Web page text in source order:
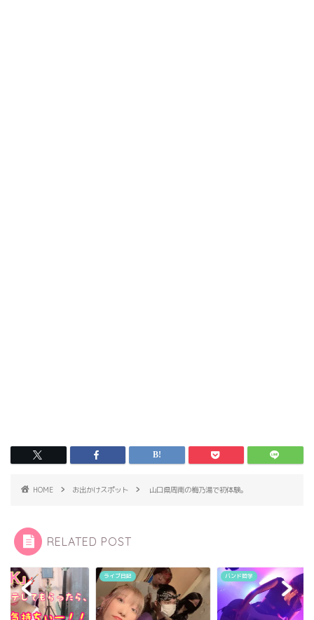
HOME お出かけスポット 山口県周南の梅乃湯で初体験。
RELATED POST
日記 バンド哲学 機材